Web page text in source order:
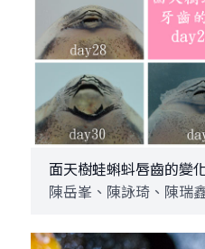
面天樹蛙蝌蚪唇齒的變
陳岳峯、陳詠琦、陳瑞